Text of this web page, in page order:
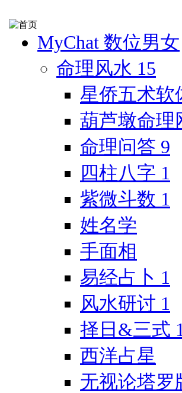
MyChat 数位男女
命理风水 15
星侨五术软
葫芦墩命理
命理问答 9
四柱八字 1
紫微斗数 1
姓名学
手面相
易经占卜 1
风水研讨 1
择日&三式 1
西洋占星
无视论塔罗